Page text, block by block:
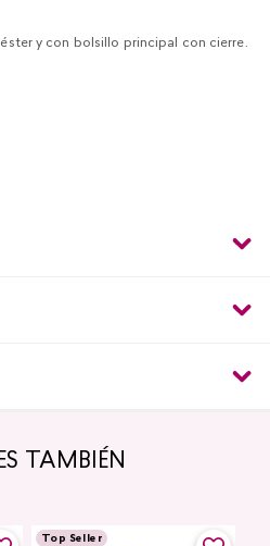
y con bolsillo principal con cierre.
TAMBIÉN
Top Seller